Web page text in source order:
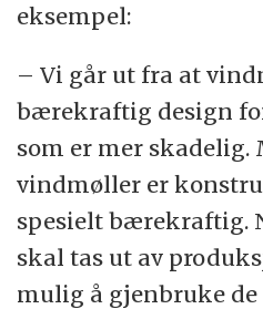
eksempel:
– Vi går ut fra at
bærekraftig design
som er mer skadelig.
vindmøller er
spesielt bærekraftig.
skal tas ut av
mulig å gjenbruke